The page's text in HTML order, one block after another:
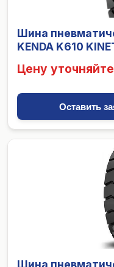
Шина
KENDA K610
Цену уточняйте
Оставить